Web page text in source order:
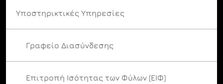
Υποστηρικτικές Υπηρεσίες
Γραφείο Διασύνδεσης
Επιτροπή Ισότητας των Φύλων (ΕΙΦ)